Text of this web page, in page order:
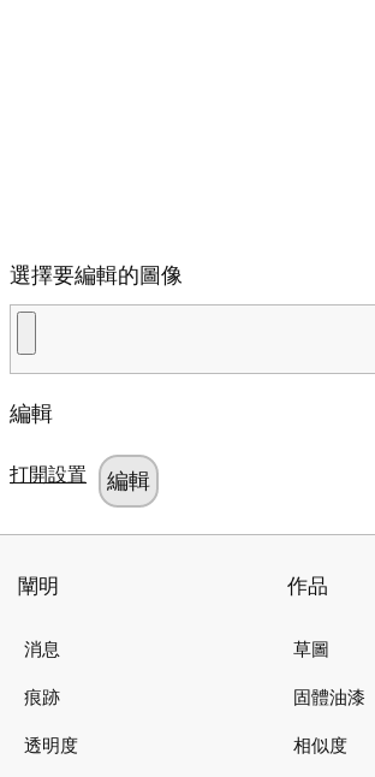
選擇要編輯的圖像
編輯
打開設置
闡明
消息
痕跡
透明度
作品
草圖
固體油漆
相似度